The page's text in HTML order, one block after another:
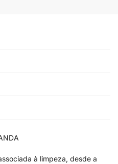
à limpeza, desde a